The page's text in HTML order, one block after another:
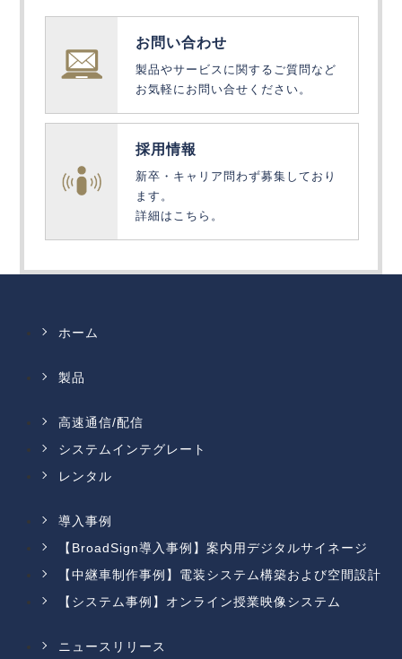
お問い合わせ
製品やサービスに関するご質問など
お気軽にお問い合せください。
採用情報
新卒・キャリア問わず募集しており
ます。
詳細はこちら。
ホーム
製品
高速通信/配信
システムインテグレート
レンタル
導入事例
【BroadSign導入事例】案内用デジタルサイネージ
【中継車制作事例】電装システム構築および空間設計
【システム事例】オンライン授業映像システム
ニュースリリース